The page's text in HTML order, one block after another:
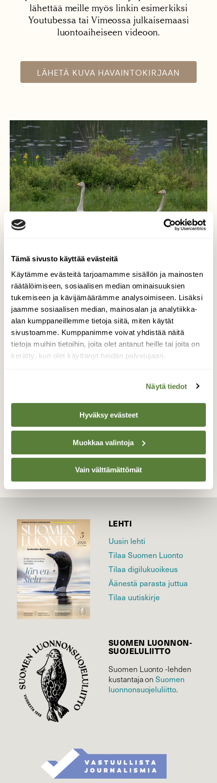
Tämä sivusto käyttää evästeitä
Käytämme evästeitä tarjoamamme sisällön ja mainosten
räätälöimiseen, sosiaalisen median ominaisuuksien
tukemiseen ja kävijämäärämme analysoimiseen. Lisäksi
jaamme sosiaalisen median, mainosalan ja analytiikka-
alan kumppaneillemme tietoja siitä, miten käytät
sivustoamme. Kumppanimme voivat yhdistää näitä
tietoja muihin tietoihin, joita olet antanut heille tai joita on
kerätty, kun olet käyttänyt heidän palvelujaan.
Näytä tiedot
Hyväksy evästeet
Muokkaa valintoja
Vain välttämättömät
lähettää meille myös linkin esimerkiksi
Youtubessa tai Vimeossa julkaisemaasi
luontoaiheiseen videoon.
LÄHETÄ KUVA HAVAINTOKIRJAAN
Joutsenperhe
kauppareissullaan:)
Tämä perhe oli kai tulossa
kauppareissultaan,koska rouva kantaa
Valokuvaaja: Sirpa Jyske, Virrat 20.6-17
TAKAISIN LISTAAN
LEHTI
Uusin lehti
Tilaa Suomen Luonto
Tilaa digilukuoikeus
Äänestä parasta juttua
Tilaa uutiskirje
SUOMEN LUONNON­
SUOJELU­LIITTO
Suomen Luonto -lehden
kustantaja onSuomen
luonnonsuojelu­liitto.